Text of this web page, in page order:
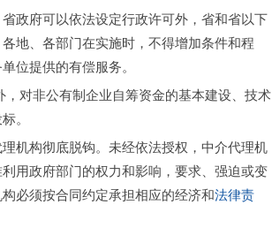
府可以依法设定行政许可外，省和省以下
地、各部门在实施时，不得增加条件和程
位提供的有偿服务。
对非公有制企业自筹资金的基本建设、技术
。
构彻底脱钩。未经依法授权，中介代理机
用政府部门的权力和影响，要求、强迫或变
必须按合同约定承担相应的经济和法律责